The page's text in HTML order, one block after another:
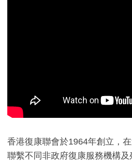
香港復康聯會於1964年創立，
聯繫不同非政府復康服務機構